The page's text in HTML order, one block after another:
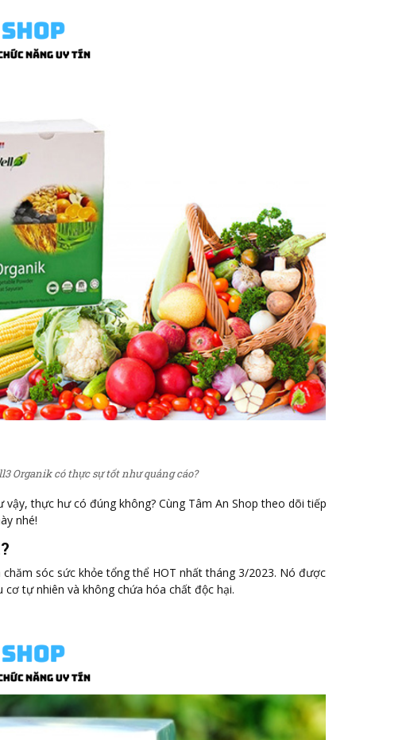
Organik có thực sự tốt như quảng cáo?
vậy, thực hư có đúng không? Cùng Tâm An Shop theo dõi tiếp
nhé!
sóc sức khỏe tổng thể HOT nhất tháng 3/2023. Nó được
tự nhiên và không chứa hóa chất độc hại.